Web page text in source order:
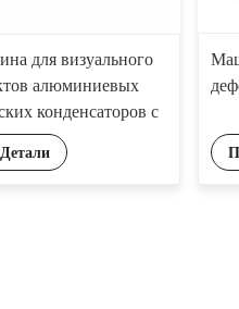
для визуального
алюминиевых
конденсаторов с
промышленными